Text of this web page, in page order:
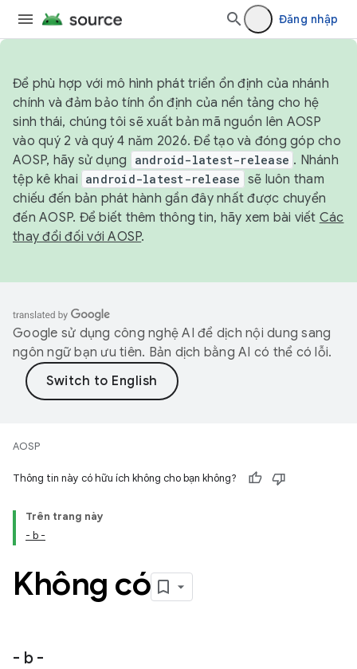
Đăng nhập
Để phù hợp với mô hình phát triển ổn định của nhánh
chính và đảm bảo tính ổn định của nền tảng cho hệ
sinh thái, chúng tôi sẽ xuất bản mã nguồn lên AOSP
vào quý 2 và quý 4 năm 2026. Để tạo và đóng góp cho
AOSP, hãy sử dụng
android-latest-release . Nhánh
tệp kê khai android-latest-release sẽ luôn tham
chiếu đến bản phát hành gần đây nhất được chuyển
đến AOSP. Để biết thêm thông tin, hãy xem bài viết Các
thay đổi đối với AOSP.
Google sử dụng công nghệ AI để dịch nội dung sang
ngôn ngữ bạn ưu tiên. Bản dịch bằng AI có thể có lỗi.
AOSP
Thông tin này có hữu ích không cho bạn không?
Trên trang này
- b -
Không có
- b -